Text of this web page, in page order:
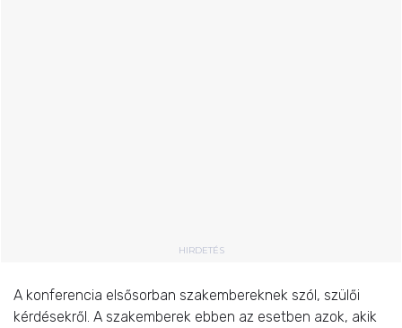
HIRDETÉS
A konferencia elsősorban szakembereknek szól, szülői
kérdésekről. A szakemberek ebben az esetben azok, akik